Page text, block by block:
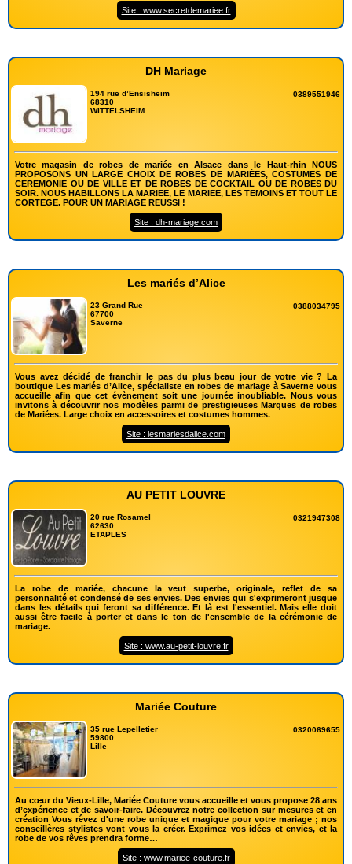
Site : www.secretdemariee.fr
DH Mariage
194 rue d’Ensisheim
68310
WITTELSHEIM
0389551946
Votre magasin de robes de mariée en Alsace dans le Haut-rhin NOUS
PROPOSONS UN LARGE CHOIX DE ROBES DE MARIÉES, COSTUMES DE
CEREMONIE OU DE VILLE ET DE ROBES DE COCKTAIL OU DE ROBES DU
SOIR. NOUS HABILLONS LA MARIEE, LE MARIEE, LES TEMOINS ET TOUT LE
CORTEGE. POUR UN MARIAGE REUSSI !
Site : dh-mariage.com
Les mariés d’Alice
23 Grand Rue
67700
Saverne
0388034795
Vous avez décidé de franchir le pas du plus beau jour de votre vie ? La
boutique Les mariés d’Alice, spécialiste en robes de mariage à Saverne vous
accueille afin que cet évènement soit une journée inoubliable. Nous vous
invitons à découvrir nos modèles parmi de prestigieuses Marques de robes
de Mariées. Large choix en accessoires et costumes hommes.
Site : lesmariesdalice.com
AU PETIT LOUVRE
20 rue Rosamel
62630
ETAPLES
0321947308
La robe de mariée, chacune la veut superbe, originale, reflet de sa
personnalité et condensé de ses envies. Des envies qui s'exprimeront jusque
dans les détails qui feront sa différence. Et là est l'essentiel. Mais elle doit
aussi être facile à porter et dans le ton de l'ensemble de la cérémonie de
mariage.
Site : www.au-petit-louvre.fr
Mariée Couture
35 rue Lepelletier
59800
Lille
0320069655
Au cœur du Vieux-Lille, Mariée Couture vous accueille et vous propose 28 ans
d’expérience et de savoir-faire. Découvrez notre collection sur mesures et en
création Vous rêvez d'une robe unique et magique pour votre mariage ; nos
conseillères stylistes vont vous la créer. Exprimez vos idées et envies, et la
robe de vos rêves prendra forme…
Site : www.mariee-couture.fr